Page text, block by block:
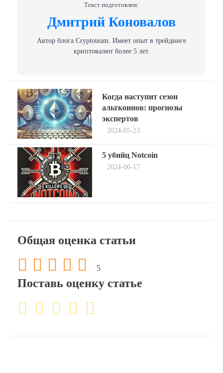
Текст подготовлен:
Дмитрий Коновалов
Автор блога Сryptoteam. Имеет опыт в трейдинге
криптовалют более 5 лет.
Навигация
по
записям
post:
Когда наступит сезон
альткоинов: прогнозы
экспертов
2024-05-23
post:
5 убийц Notcoin
2024-06-17
Общая оценка статьи
5
Поставь оценку статье